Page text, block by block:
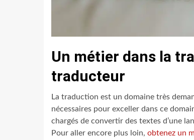
Un métier dans la
traducteur
La traduction est un domaine très
nécessaires pour exceller dans ce
chargés de convertir des textes d’une
Pour aller encore plus loin, obtenez un